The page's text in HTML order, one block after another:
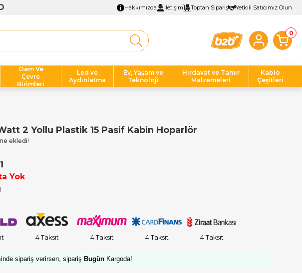
Hakkımızda İletişim Toptan Sipariş Yetkili Satıcımız Olun
0
Oem Ve
Çevre
Birimleri
Led ve
Aydınlatma
Ev, Yaşam ve
Teknoloji
Hırdavat ve Tamir
Malzemeleri
Kablo
Çeşitleri
2 Yollu Plastik 15 Pasif Kabin Hoparlör
ekledi!
Yok
4 Taksit 4 Taksit 4 Taksit 4 Taksit
sipariş verirsen, sipariş Bugün Kargoda!